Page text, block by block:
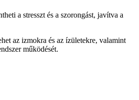
a stresszt és a szorongást, javítva a
az izmokra és az ízületekre, valamint
működését.